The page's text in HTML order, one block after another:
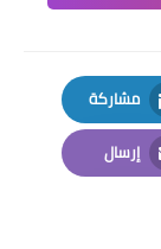
مشاركة
LinkedIn
إرسال
Email